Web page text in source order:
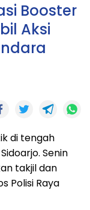
Booster
Aksi
di tengah
Senin
takjil dan
Polisi Raya